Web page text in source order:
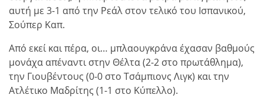
αυτή με 3-1 από την Ρεάλ στον τελικό του Ισπανικού,
Σούπερ Καπ.
Από εκεί και πέρα, οι… μπλαουγκράνα έχασαν βαθμούς
μονάχα απέναντι στην Θέλτα (2-2 στο πρωτάθλημα),
την Γιουβέντους (0-0 στο Τσάμπιονς Λιγκ) και την
Ατλέτικο Μαδρίτης (1-1 στο Κύπελλο).